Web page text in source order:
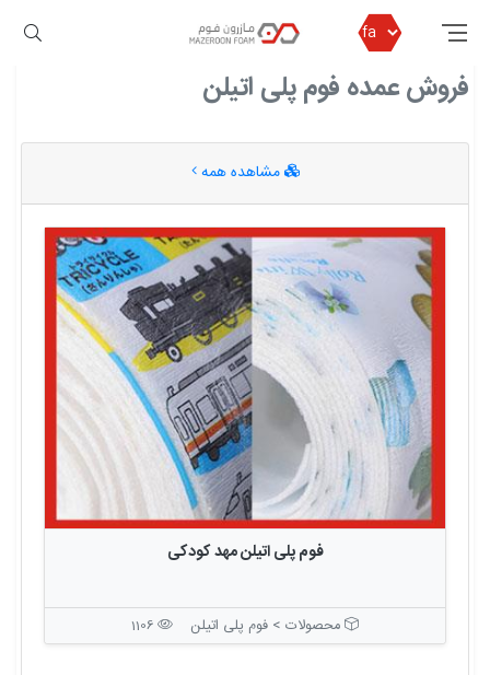
مازرون فوم فروش عمده فوم پلی اتیلن
فروش عمده فوم پلی اتیلن
مشاهده همه
فوم پلی اتیلن مهد کودکی
محصولات > فوم پلی اتیلن